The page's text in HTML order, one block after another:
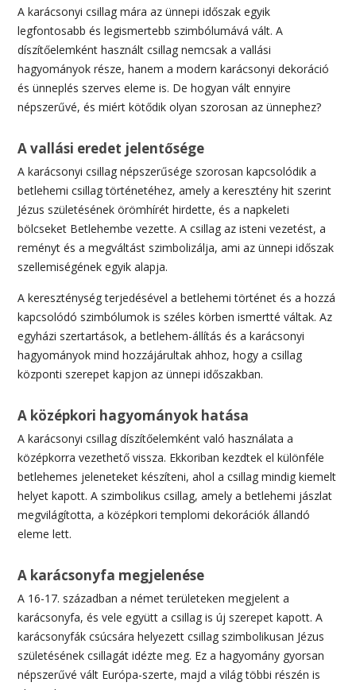
A karácsonyi csillag mára az ünnepi időszak egyik
legfontosabb és legismertebb szimbólumává vált. A
díszítőelemként használt csillag nemcsak a vallási
hagyományok része, hanem a modern karácsonyi dekoráció
és ünneplés szerves eleme is. De hogyan vált ennyire
népszerűvé, és miért kötődik olyan szorosan az ünnephez?
A vallási eredet jelentősége
A karácsonyi csillag népszerűsége szorosan kapcsolódik a
betlehemi csillag történetéhez, amely a keresztény hit szerint
Jézus születésének örömhírét hirdette, és a napkeleti
bölcseket Betlehembe vezette. A csillag az isteni vezetést, a
reményt és a megváltást szimbolizálja, ami az ünnepi időszak
szellemiségének egyik alapja.
A kereszténység terjedésével a betlehemi történet és a hozzá
kapcsolódó szimbólumok is széles körben ismertté váltak. Az
egyházi szertartások, a betlehem-állítás és a karácsonyi
hagyományok mind hozzájárultak ahhoz, hogy a csillag
központi szerepet kapjon az ünnepi időszakban.
A középkori hagyományok hatása
A karácsonyi csillag díszítőelemként való használata a
középkorra vezethető vissza. Ekkoriban kezdtek el különféle
betlehemes jeleneteket készíteni, ahol a csillag mindig kiemelt
helyet kapott. A szimbolikus csillag, amely a betlehemi jászlat
megvilágította, a középkori templomi dekorációk állandó
eleme lett.
A karácsonyfa megjelenése
A 16-17. században a német területeken megjelent a
karácsonyfa, és vele együtt a csillag is új szerepet kapott. A
karácsonyfák csúcsára helyezett csillag szimbolikusan Jézus
születésének csillagát idézte meg. Ez a hagyomány gyorsan
népszerűvé vált Európa-szerte, majd a világ többi részén is